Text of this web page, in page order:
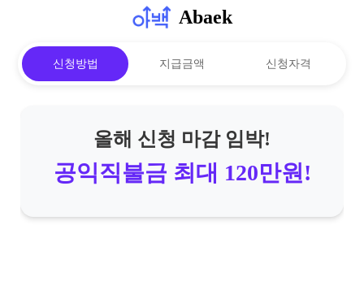
Abaek
신청방법 지급금액 신청자격
올해 신청 마감 임박!
공익직불금 최대 120만원!